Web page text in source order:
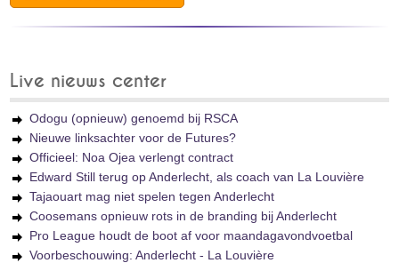
Live nieuws center
Odogu (opnieuw) genoemd bij RSCA
Nieuwe linksachter voor de Futures?
Officieel: Noa Ojea verlengt contract
Edward Still terug op Anderlecht, als coach van La Louvière
Tajaouart mag niet spelen tegen Anderlecht
Coosemans opnieuw rots in de branding bij Anderlecht
Pro League houdt de boot af voor maandagavondvoetbal
Voorbeschouwing: Anderlecht - La Louvière